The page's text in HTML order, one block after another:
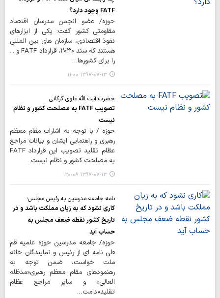
FATF وجود دارد؟
حوزه/ عضو انجمن مدرسان اقتصاد
مقاومتی کشور گفت: یکی از ابزارهای
نفوذ اقتصادی، سازمان های بین المللی
هستند که سند ۲۰۳۰، قرارداد FATF و ...
را برای کشورها…
۱۳۹۷-۰۷-۱۳ ۱۱:۰۰
حضرت آیت الله علوی گرگانی
تصویب FATF به مصلحت کشور و نظام
نیست
حوزه / با توجه به اشارات مقام معظم
رهبری و راهنمایی ایشان و بیانات مراجع
عظام تقلید تصویب این قرارداد FATF
به مصلحت کشور و نظام نیست.
۱۳۹۷-۰۷-۱۳ ۲۰:۰۸
نامه جامعه مدرسین به رئیس مجلس؛
کاری نشود که به زیان مملکت باشد و در
تاریخ کشور نقطه ضعف مجلس به
حساب آید
حوزه/ جامعه مدرسین حوزه علمیه قم
طی نامه ای از رئیس و نمایندگان خانه
ملت خواست، ضمن توجه به
رهنمودهای مقام معظم رهبری«مدظله
العالی» و سایر مراجع عظام
تقلید«دامت…